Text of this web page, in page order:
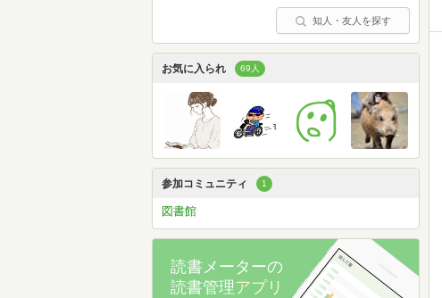
知人・友人を探す
お気に入られ 69人
参加コミュニティ 1
図書館
読書メーターの
読書管理アプリ